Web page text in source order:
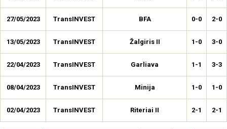
27/05/2023 TransINVEST BFA 0-0 2-0
13/05/2023 TransINVEST Žalgiris II 1-0 3-0
22/04/2023 TransINVEST Garliava 1-1 3-3
08/04/2023 TransINVEST Minija 1-0 1-0
02/04/2023 TransINVEST Riteriai II 2-1 2-1